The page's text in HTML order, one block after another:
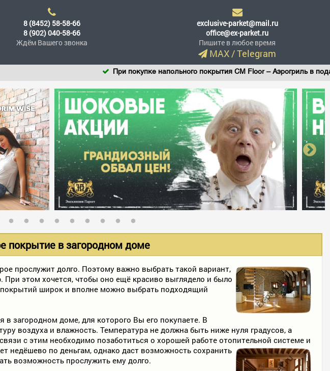
8 (8452) 58-58-66
8 (902) 040-58-66
Ждём Вашего звонка
exclusive-parket@mail.ru
office@ex-parket.ru
Пишите в любое время
MAX/Telegram
При покупке напольного покрытия CM Floor – Аэрогриль в подарок!
покрытие в загородном доме
прослужит долго. Поэтому важно выбрать такой вариант,
При этом хочется, чтобы оно ещё красиво выглядело и было
широк и вполне можно выбрать подходящий
загородном доме, для которого Вы его покупаете. В
воздуха и влажность. Температура не должна быть ниже нуля градусов, а
с этим необходимо позаботиться о хорошей работе отопительной системе и
недёшево по деньгам, однако даст возможность сохранить
возможность прослужить ему долго.